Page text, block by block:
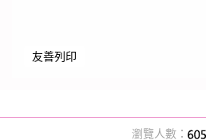
友善列印
瀏覽人數：